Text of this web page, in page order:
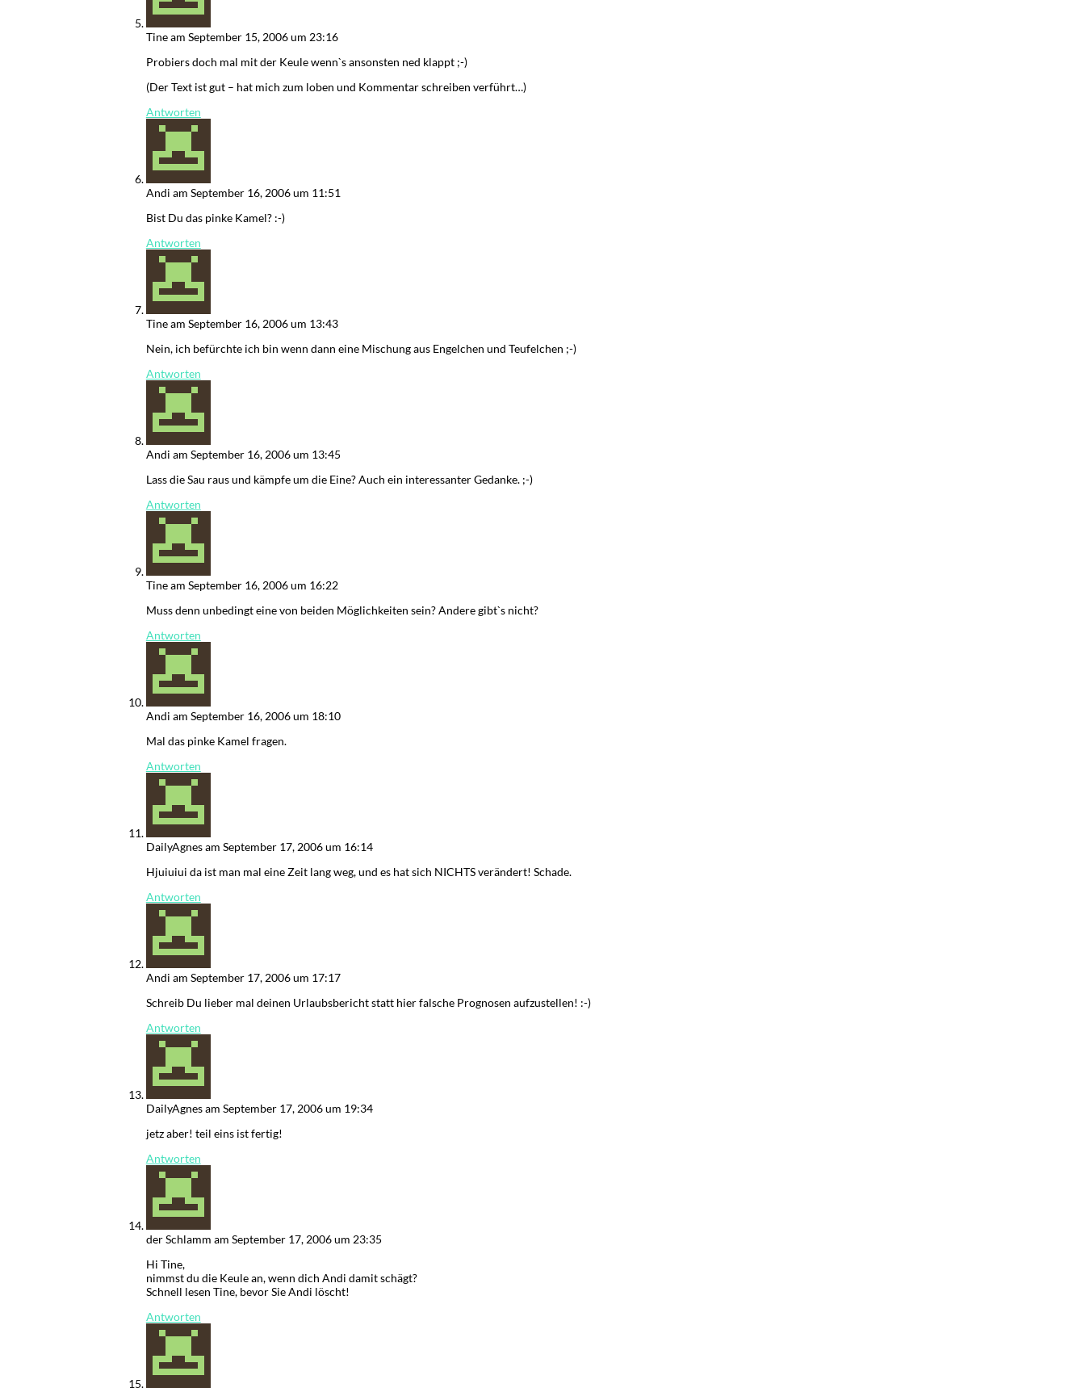
Mardermolch
Bücher
Login/Anmelden
Tineam September 15, 2006 um 23:16
Probiers doch mal mit der Keule wenn`s ansonsten ned klappt ;-)
(Der Text ist gut – hat mich zum loben und Kommentar schreiben verführt…)
Antworten
Andi am September 16, 2006 um 11:51
Bist Du das pinke Kamel? :-)
Antworten
Tineam September 16, 2006 um 13:43
Nein, ich befürchte ich bin wenn dann eine Mischung aus Engelchen und Teufelchen ;-)
Antworten
Andi am September 16, 2006 um 13:45
Lass die Sau raus und kämpfe um die Eine? Auch ein interessanter Gedanke. ;-)
Antworten
Tineam September 16, 2006 um 16:22
Muss denn unbedingt eine von beiden Möglichkeiten sein? Andere gibt`s nicht?
Antworten
Andi am September 16, 2006 um 18:10
Mal das pinke Kamel fragen.
Antworten
DailyAgnesam September 17, 2006 um 16:14
Hjuiuiui da ist man mal eine Zeit lang weg, und es hat sich NICHTS verändert! Schade.
Antworten
Andi am September 17, 2006 um 17:17
Schreib Du lieber mal deinen Urlaubsbericht statt hier falsche Prognosen aufzustellen! :-)
Antworten
DailyAgnesam September 17, 2006 um 19:34
jetz aber! teil eins ist fertig!
Antworten
der Schlamm am September 17, 2006 um 23:35
Hi Tine,
nimmst du die Keule an, wenn dich Andi damit schägt?
Schnell lesen Tine, bevor Sie Andi löscht!
Antworten